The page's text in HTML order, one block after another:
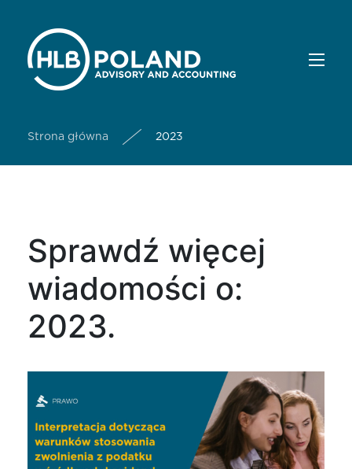
Strona główna 2023
Sprawdź więcej
wiadomości o:
2023.